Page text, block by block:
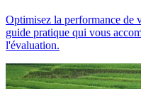
Optimisez la performance de
guide pratique qui vous
l'évaluation.